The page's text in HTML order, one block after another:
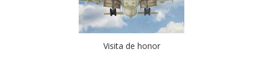
Visita de honor